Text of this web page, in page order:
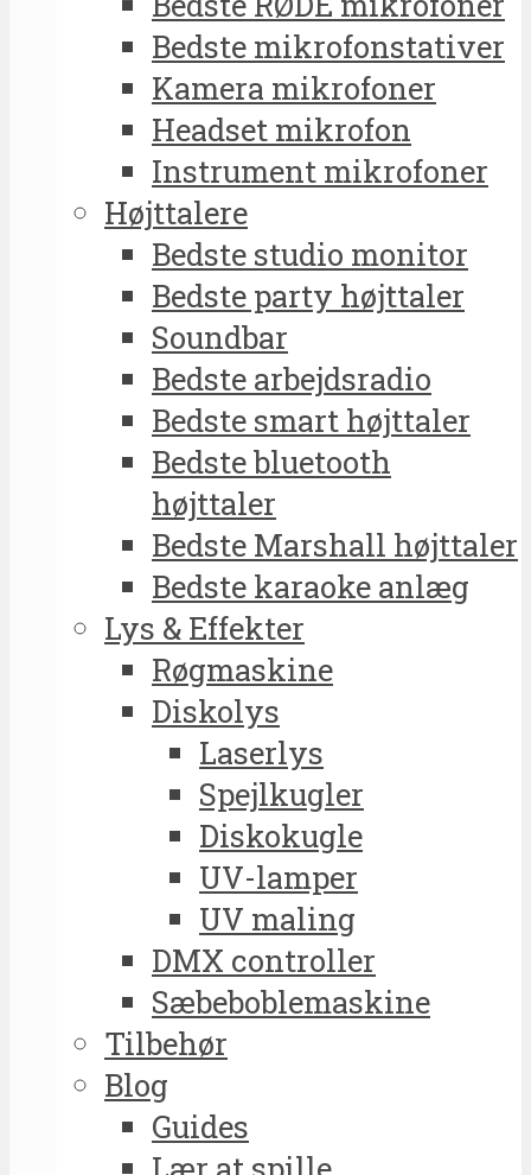
Bedste mikrofonstativer
Kamera mikrofoner
Headset mikrofon
Instrument mikrofoner
Højttalere
Bedste studio monitor
Bedste party højttaler
Soundbar
Bedste arbejdsradio
Bedste smart højttaler
Bedste bluetooth
højttaler
Bedste Marshall højttaler
Bedste karaoke anlæg
Lys & Effekter
Røgmaskine
Diskolys
Laserlys
Spejlkugler
Diskokugle
UV-lamper
UV maling
DMX controller
Sæbeboblemaskine
Tilbehør
Blog
Guides